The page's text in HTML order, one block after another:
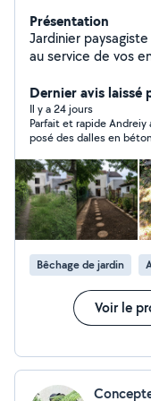
Présentation
Jardinier
au service de vos
- Création et
propre, soigné et durable Sérieux, réactif
je vous
accessibles. Pour les demandes hors périmètre, me
contacter : 6 17 66
Dernier avis laissé
Il y a 24 jours
Parfait et rapide Andreiy a décaissé le sol de mon jardin et a
posé des dalles en béton
Bêchage de jardin
Voir le